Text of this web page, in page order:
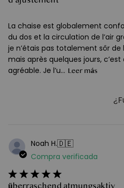
La chaise est globalement
du dos et la circulation de l’air
je n’étais pas totalement sôr de
mais après quelques jours,
agréable. Je l’u... Leer más
Noah H.🇩🇪
Compra verificada
überraschend atmungsaktiv